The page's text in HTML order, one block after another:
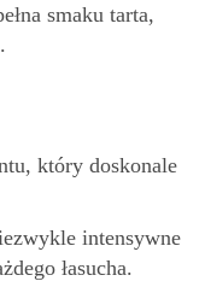
smaku tarta,
który doskonale
intensywne
łasucha.